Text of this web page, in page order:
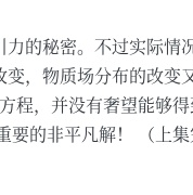
的秘密。不过实际情
，物质场分布的改变
程，并没有奢望能够
的非平凡解！ （上集